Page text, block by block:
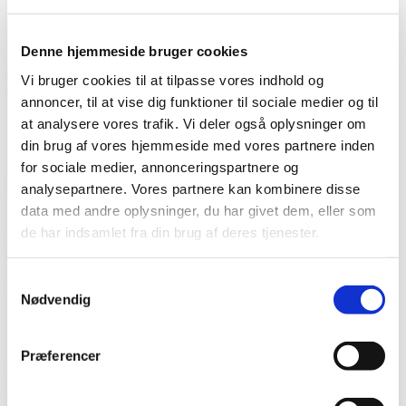
Denne hjemmeside bruger cookies
Vi bruger cookies til at tilpasse vores indhold og
annoncer, til at vise dig funktioner til sociale medier og til
at analysere vores trafik. Vi deler også oplysninger om
din brug af vores hjemmeside med vores partnere inden
for sociale medier, annonceringspartnere og
analysepartnere. Vores partnere kan kombinere disse
data med andre oplysninger, du har givet dem, eller som
de har indsamlet fra din brug af deres tjenester.
Nødvendig
Præferencer
Jeg har været på ferie før, hvor Luna
har været hjemme, men det er som om det er noget
andet denne gang. Hugo, Agnes og Stig har fået til
opgave, at passe Luna mens jeg ikke er hjemme og jeg
skriver eller snakker da med dem hver dag, for at høre
hvordan hun har det.
Luna er jo den som sørger for, at jeg aldrig er ensom.
Selvom hun kan være røvirriterende så elsker jeg hende